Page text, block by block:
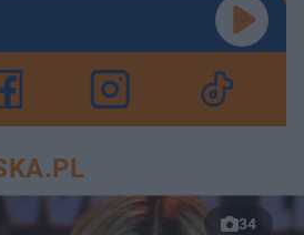
34